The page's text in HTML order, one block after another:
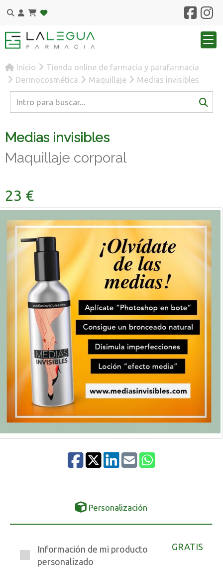
Inicio
Tienda online de farmacia y parafarmacia
Dermocosmética
Maquillaje Medias invisibles
Medias invisibles
Maquillaje corporal
23 €
Personalización
Información de mi producto
personalizado
GRATIS